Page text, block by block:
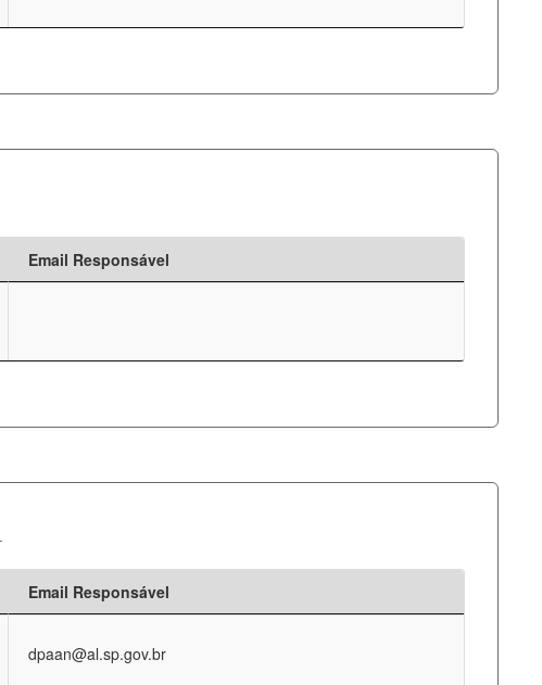
Email Responsável
Email Responsável
dpaan@al.sp.gov.br